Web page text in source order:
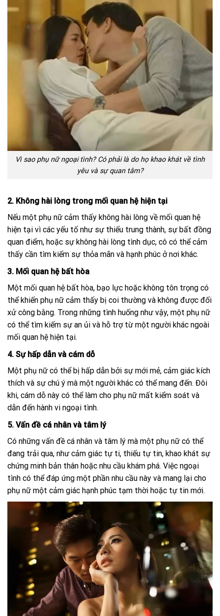
Vì sao phụ nữ ngoại tình? Có phải là do họ khao khát về tình
yêu và sự quan tâm?
2. Không hài lòng trong mối quan hệ hiện tại
Nếu một phụ nữ cảm thấy không hài lòng về mối quan hệ
hiện tại vì các yếu tố như sự thiếu trung thành, sự bất đồng
quan điểm, hoặc sự không hài lòng tình dục, cô có thể cảm
thấy cần tìm kiếm sự thỏa mãn và hạnh phúc ở nơi khác.
3. Mối quan hệ bất hòa
Một mối quan hệ bất hòa, bạo lực hoặc không tôn trọng có
thể khiến phụ nữ cảm thấy bị coi thường và không được đối
xử công bằng. Trong những tình huống như vậy, một phụ nữ
có thể tìm kiếm sự an ủi và hỗ trợ từ một người khác ngoài
mối quan hệ hiện tại.
4. Sự hấp dẫn và cám dỗ
Một phụ nữ có thể bị hấp dẫn bởi sự mới mẻ, cảm giác kích
thích và sự chú ý mà một người khác có thể mang đến. Đôi
khi, cám dỗ này có thể làm cho phụ nữ mất kiểm soát và
dẫn đến hành vi ngoại tình.
5. Vấn đề cá nhân và tâm lý
Có những vấn đề cá nhân và tâm lý mà một phụ nữ có thể
đang trải qua, như cảm giác tự ti, thiếu tự tin, khao khát sự
chứng minh bản thân hoặc nhu cầu khám phá. Việc ngoại
tình có thể đáp ứng một phần nhu cầu này và mang lại cho
phụ nữ một cảm giác hạnh phúc tạm thời hoặc tự tin mới.